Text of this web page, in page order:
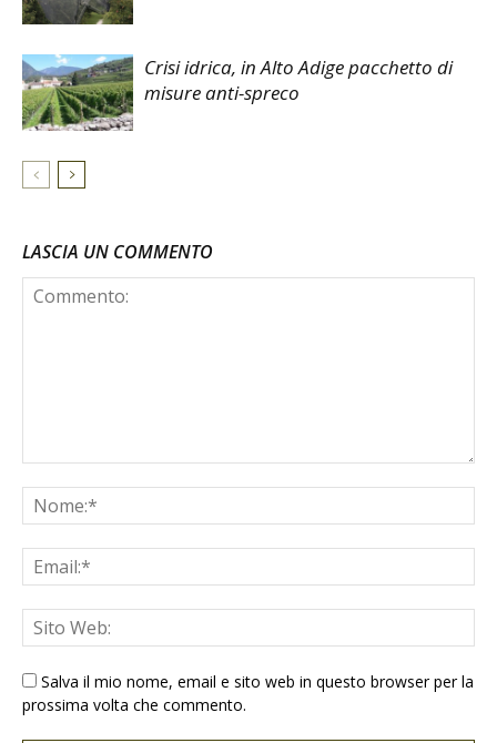
Crisi idrica, in Alto Adige pacchetto di
misure anti-spreco
LASCIA UN COMMENTO
Salva il mio nome, email e sito web in questo browser per la
prossima volta che commento.